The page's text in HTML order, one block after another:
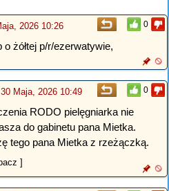
0
2026 10:26
żółtej p/r/ezerwatywie,
0
30 Maja, 2026 10:49
RODO pielęgniarka nie
do gabinetu pana Mietka.
tego pana Mietka z rzeżączką.
]